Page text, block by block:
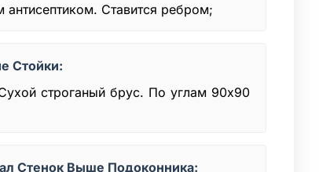
антисептиком. Ставится ребром;
Стойки:
строганый брус. По углам 90х90
Стенок Выше Подоконника: